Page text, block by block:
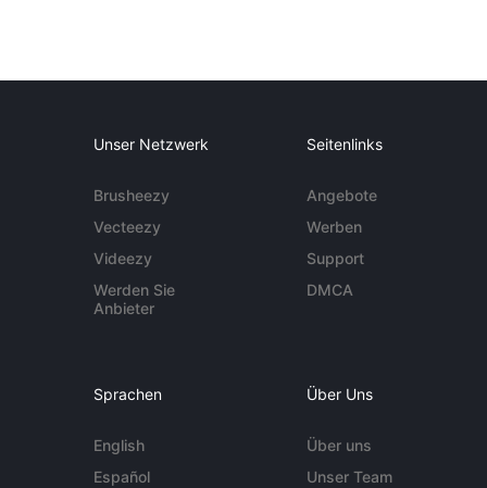
Unser Netzwerk
Brusheezy
Vecteezy
Videezy
Werden Sie
Anbieter
Seitenlinks
Angebote
Werben
Support
DMCA
Sprachen
English
Español
Über Uns
Über uns
Unser Team